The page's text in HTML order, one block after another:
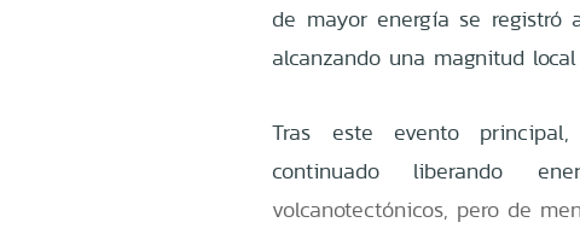
de mayor energía se
alcanzando una magnitud
Tras este evento
continuado liberando
volcanotectónicos, pero de